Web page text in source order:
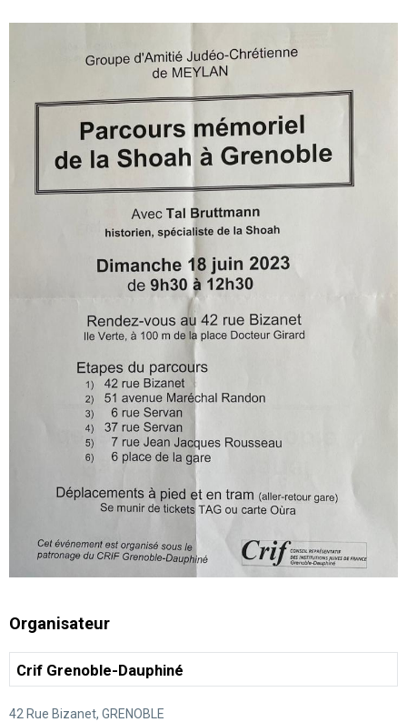
Organisateur
Crif Grenoble-Dauphiné
42 Rue Bizanet, GRENOBLE